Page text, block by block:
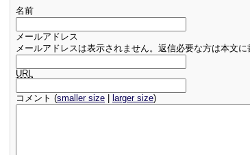
名前
メールアドレス
メールアドレスは表示されません。返信必要な方は本文に
URL
コメント (smaller size larger size)